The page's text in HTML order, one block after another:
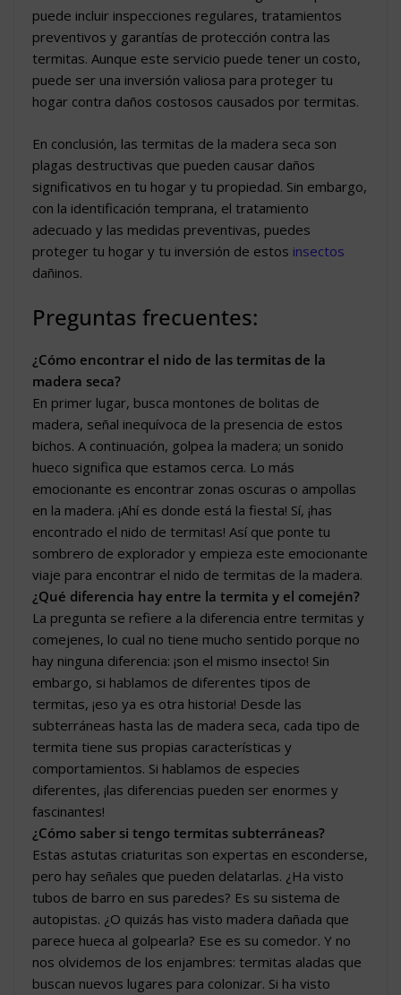
puede incluir inspecciones regulares, tratamientos
preventivos y garantías de protección contra las
termitas. Aunque este servicio puede tener un costo,
puede ser una inversión valiosa para proteger tu
hogar contra daños costosos causados por termitas.
En conclusión, las termitas de la madera seca son
plagas destructivas que pueden causar daños
significativos en tu hogar y tu propiedad. Sin embargo,
con la identificación temprana, el tratamiento
adecuado y las medidas preventivas, puedes
proteger tu hogar y tu inversión de estos insectos
dañinos.
Preguntas frecuentes:
¿Cómo encontrar el nido de las termitas de la
madera seca?
En primer lugar, busca montones de bolitas de
madera, señal inequívoca de la presencia de estos
bichos. A continuación, golpea la madera; un sonido
hueco significa que estamos cerca. Lo más
emocionante es encontrar zonas oscuras o ampollas
en la madera. ¡Ahí es donde está la fiesta! Sí, ¡has
encontrado el nido de termitas! Así que ponte tu
sombrero de explorador y empieza este emocionante
viaje para encontrar el nido de termitas de la madera.
¿Qué diferencia hay entre la termita y el comején?
La pregunta se refiere a la diferencia entre termitas y
comejenes, lo cual no tiene mucho sentido porque no
hay ninguna diferencia: ¡son el mismo insecto! Sin
embargo, si hablamos de diferentes tipos de
termitas, ¡eso ya es otra historia! Desde las
subterráneas hasta las de madera seca, cada tipo de
termita tiene sus propias características y
comportamientos. Si hablamos de especies
diferentes, ¡las diferencias pueden ser enormes y
fascinantes!
¿Cómo saber si tengo termitas subterráneas?
Estas astutas criaturitas son expertas en esconderse,
pero hay señales que pueden delatarlas. ¿Ha visto
tubos de barro en sus paredes? Es su sistema de
autopistas. ¿O quizás has visto madera dañada que
parece hueca al golpearla? Ese es su comedor. Y no
nos olvidemos de los enjambres: termitas aladas que
buscan nuevos lugares para colonizar. Si ha visto